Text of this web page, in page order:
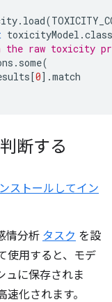
. load(
toxicityModel .
raw toxicity
. some(
[0].match
断する
ストールしてイン
情分析 タスク を設
使用すると、モデ
ュに保存されま
化されます。